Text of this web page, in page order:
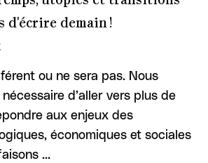
d'écrire demain !
ou ne sera pas. Nous
d’aller vers plus de
aux enjeux des
économiques et sociales
…